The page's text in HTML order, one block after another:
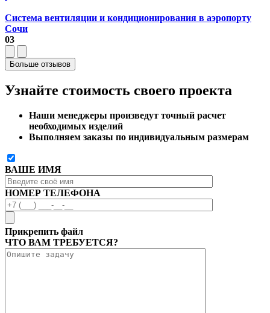
Система вентиляции и кондиционирования в аэропорту
Сочи
03
Больше отзывов
Узнайте стоимость своего проекта
Наши менеджеры произведут точный расчет
необходимых изделий
Выполняем заказы по индивидуальным размерам
ВАШЕ ИМЯ
НОМЕР ТЕЛЕФОНА
Прикрепить файл
ЧТО ВАМ ТРЕБУЕТСЯ?